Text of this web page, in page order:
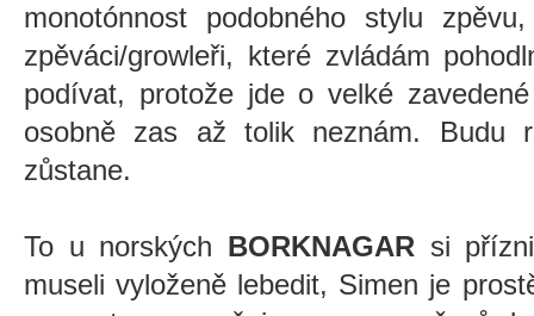
monotónnost podobného stylu
zpěváci/growleři, které zvládám
podívat, protože jde o velké
osobně zas až tolik neznám. Budu
zůstane.
To u norských BORKNAGAR si
museli vyloženě lebedit, Simen je